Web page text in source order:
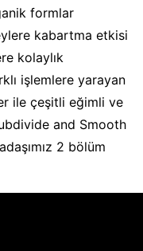
formlar
kabartma etkisi
kolaylık
işlemlere yarayan
ile çeşitli eğimli ve
and Smooth
2 bölüm